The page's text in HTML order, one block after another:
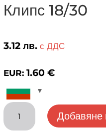
Клипс 18/30
3.12 лв. с ДДС
EUR: 1.60 €
количество
Клипс
Добавяне